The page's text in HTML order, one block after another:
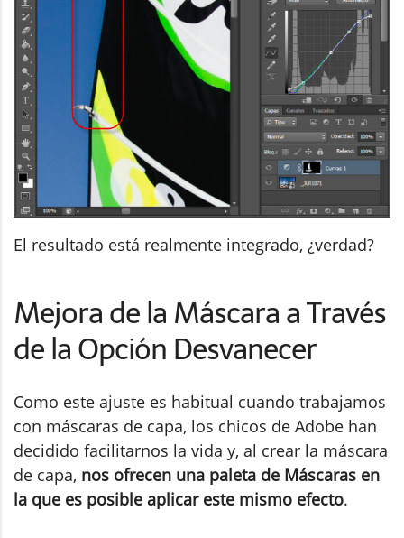
El resultado está realmente integrado, ¿verdad?
Mejora de la Máscara a Través
de la Opción Desvanecer
Como este ajuste es habitual cuando trabajamos
con máscaras de capa, los chicos de Adobe han
decidido facilitarnos la vida y, al crear la máscara
de capa, nos ofrecen una paleta de Máscaras en
la que es posible aplicar este mismo efecto.